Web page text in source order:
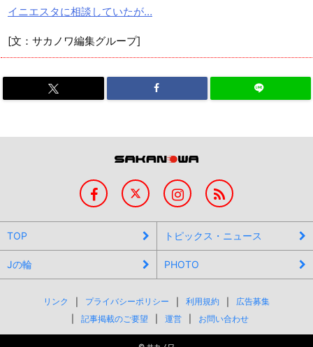
イニエスタに相談していたが…
[文：サカノワ編集グループ]
TOP トピックス・ニュース
Jの輪 PHOTO
リンク プライバシーポリシー 利用規約
広告募集
記事掲載のご要望
運営 お問い合わせ